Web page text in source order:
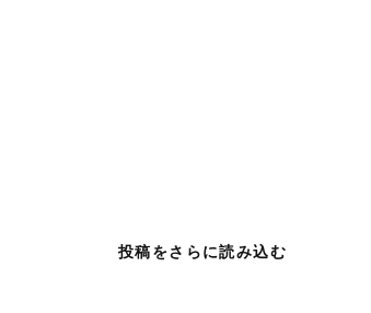
投稿をさらに読み込む